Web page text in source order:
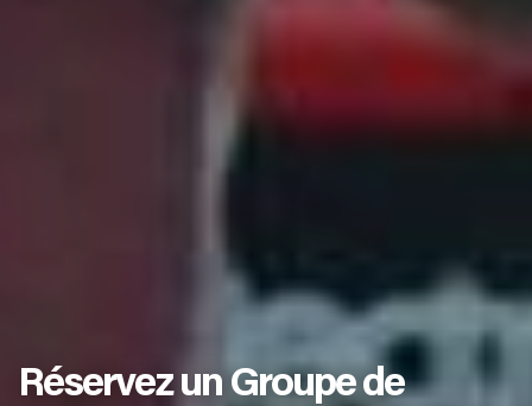
Réservez un Groupe de